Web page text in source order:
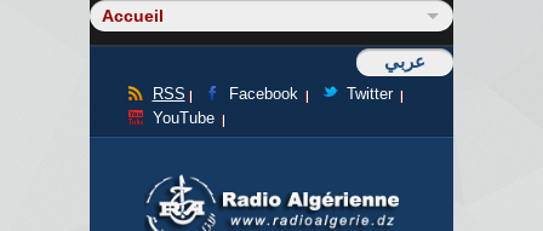
عربي
RSS Facebook
Twitter
YouTube